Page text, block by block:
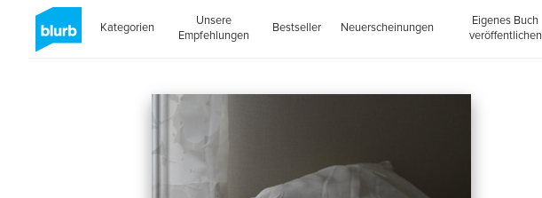
Kategorien
Unsere
Empfehlungen
Bestseller Neuerscheinungen
Eigenes Buch
veröffentlichen